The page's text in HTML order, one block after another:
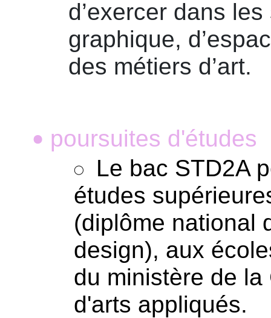
d’exercer dans
graphique,
des métiers d’art.
• poursuites d'études
Le bac STD2A
études
(diplôme national
design), aux
du ministère de
d'arts appliqués.